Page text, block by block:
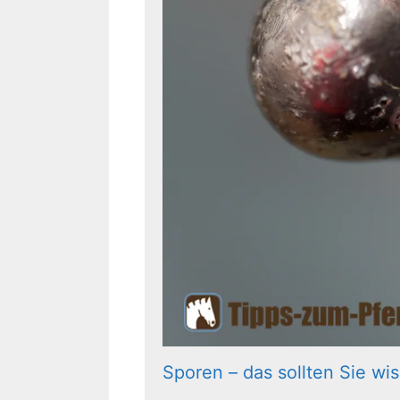
Sporen – das sollten Sie